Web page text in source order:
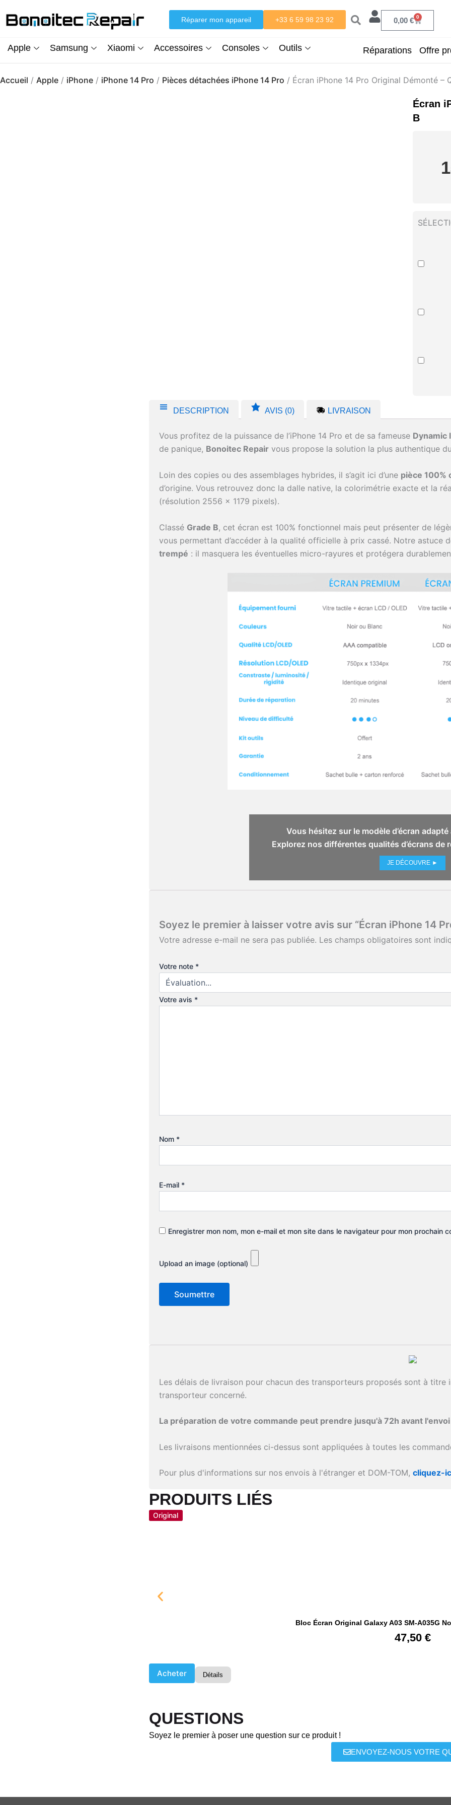
au
Réparer mon appareil +33 6 59 98 23 92 0,00 € 0
Panier
Apple Samsung Xiaomi Accessoires Consoles Outils Réparations Offre
Accueil / Apple / iPhone / iPhone 14 Pro / Pièces détachées iPhone 14 Pro / Écran iPhone 14 Pro Original Démonté –
Écran
B
DESCRIPTION AVIS (0) LIVRAISON
Vous profitez de la puissance de l’iPhone 14 Pro et de sa fameuse Dynamic
de panique, Bonoitec Repairvous propose la solution la plus authentique
Loin des copies ou des assemblages hybrides, il s’agit ici d’une pièce 100%
d’origine. Vous retrouvez donc la dalle native, la colorimétrie exacte et la
(résolution 2556 x 1179 pixels).
Classé Grade B, cet écran est 100% fonctionnel mais peut présenter de
vous permettant d’accéder à la qualité officielle à prix cassé. Notre astuce
trempé : il masquera les éventuelles micro-rayures et protégera
Vous hésitez sur le modèle d’écran
Explorez nos différentes qualités d’écrans de
JE DÉCOUVRE ►
Soyez le premier à laisser votre avis sur “Écran iPhone 14
Votre adresse e-mail ne sera pas publiée. Les champs obligatoires sont
Votre note *
Votre avis *
Nom *
E-mail *
Enregistrer mon nom, mon e-mail et mon site dans le navigateur pour mon prochain
Upload an image (optional)
Les délais de livraison pour chacun des transporteurs proposés sont à
transporteur concerné.
La préparation de votre commande peut prendre jusqu'à 72h avant
Les livraisons mentionnées ci-dessus sont appliquées à toutes les
Pour plus d'informations sur nos envois à l'étranger et DOM-TOM, cliquez-
PRODUITS LIÉS​
Original
Original
Bloc Écran Original Galaxy A03 SM-A035G
47,50 €
Acheter Détails
QUESTIONS
Soyez le premier à poser une question sur ce produit !
ENVOYEZ-NOUS VOTRE